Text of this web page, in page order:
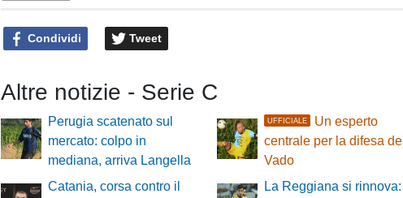
Condividi Tweet
Altre notizie - Serie C
Perugia scatenato sul
mercato: colpo in
mediana, arriva Langella
UFFICIALE
Un esperto
centrale per la difesa del
Vado
Catania, corsa contro il
La Reggiana si rinnova: